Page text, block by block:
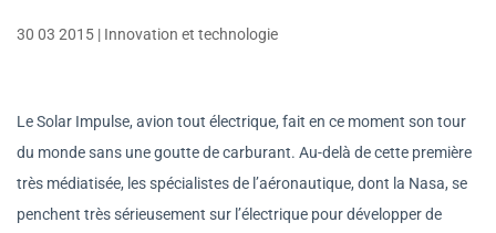
30 03 2015 | Innovation et technologie
Le Solar Impulse, avion tout électrique, fait en ce moment son tour
du monde sans une goutte de carburant. Au-delà de cette première
très médiatisée, les spécialistes de l’aéronautique, dont la Nasa, se
penchent très sérieusement sur l’électrique pour développer de